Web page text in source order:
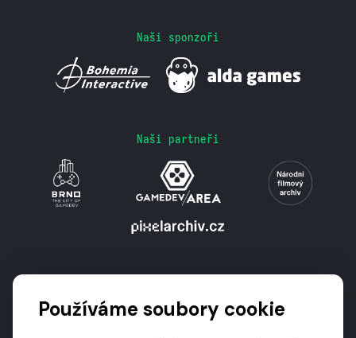
Naši sponzoři
Naši partneři
Používáme soubory cookie